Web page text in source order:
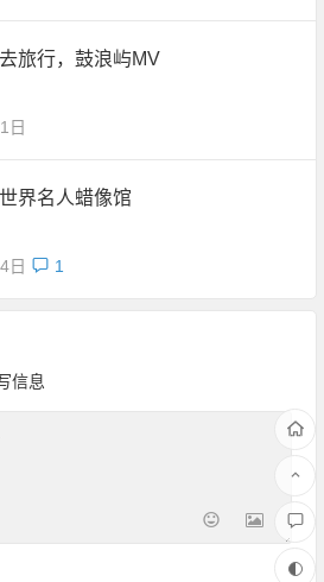
旅行，鼓浪屿MV
日
界名人蜡像馆
日 1
信息